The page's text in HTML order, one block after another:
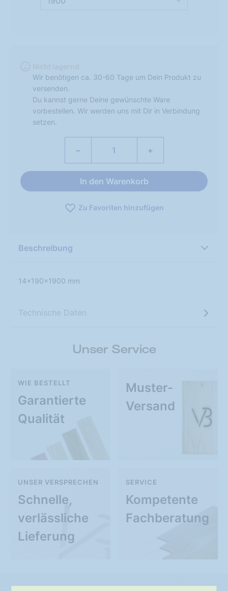
Wir benötigen ca. 30-60 Tage um Dein Produkt zu
versenden.
Du kannst gerne Deine gewünschte Ware
vorbestellen. Wir werden uns mit Dir in Verbindung
setzen.
− +
In den Warenkorb
Zu Favoriten hinzufügen
Beschreibung
14x190x1900 mm
Technische Daten
Unser Service
Garantierte
Qualität
WIE BESTELLT
Muster-
Versand
Schnelle,
verlässliche
Lieferung
UNSER VERSPRECHEN
Kompetente
Fachberatung
SERVICE